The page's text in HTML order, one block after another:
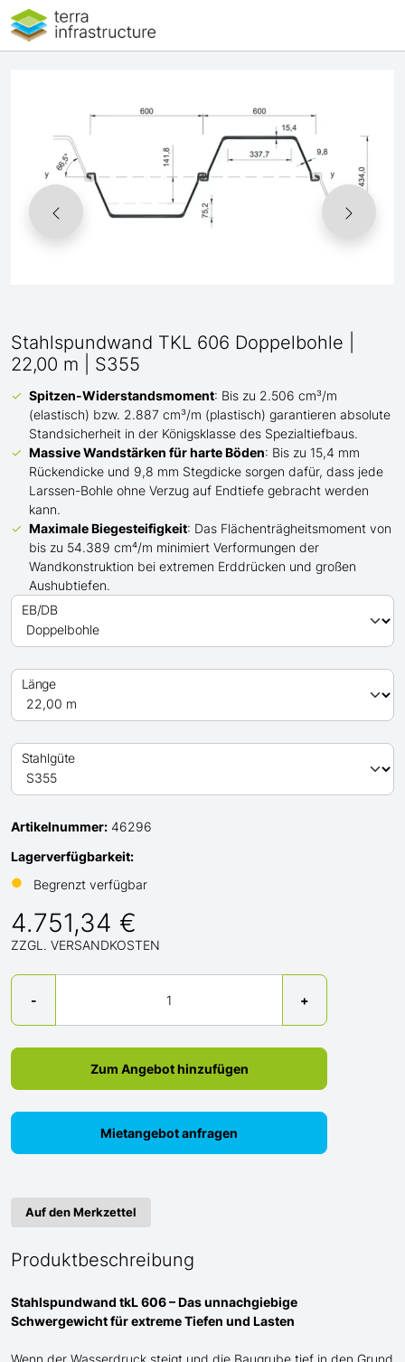
Stahlspundwand TKL 606 Doppelbohle |
22,00 m | S355
Spitzen-Widerstandsmoment: Bis zu 2.506 cm³/m
(elastisch) bzw. 2.887 cm³/m (plastisch) garantieren absolute
Standsicherheit in der Königsklasse des Spezialtiefbaus.
Massive Wandstärken für harte Böden: Bis zu 15,4 mm
Rückendicke und 9,8 mm Stegdicke sorgen dafür, dass jede
Larssen-Bohle ohne Verzug auf Endtiefe gebracht werden
kann.
Maximale Biegesteifigkeit: Das Flächenträgheitsmoment von
bis zu 54.389 cm⁴/m minimiert Verformungen der
Wandkonstruktion bei extremen Erddrücken und großen
Aushubtiefen.
EB/DB
Länge
Stahlgüte
Artikelnummer: 46296
Lagerverfügbarkeit:
●
Begrenzt verfügbar
4.751,34 €
ZZGL. VERSANDKOSTEN
-
Menge
+
Zum Angebot hinzufügen
Mietangebot anfragen
Auf den Merkzettel
Produktbeschreibung
Stahlspundwand tkL 606 – Das unnachgiebige
Schwergewicht fürextremeTiefen und Lasten